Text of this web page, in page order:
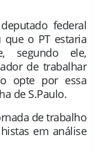
federal
que o PT estaria
segundo ele,
de trabalhar
opte por essa
de S.Paulo.
de trabalho
em análise